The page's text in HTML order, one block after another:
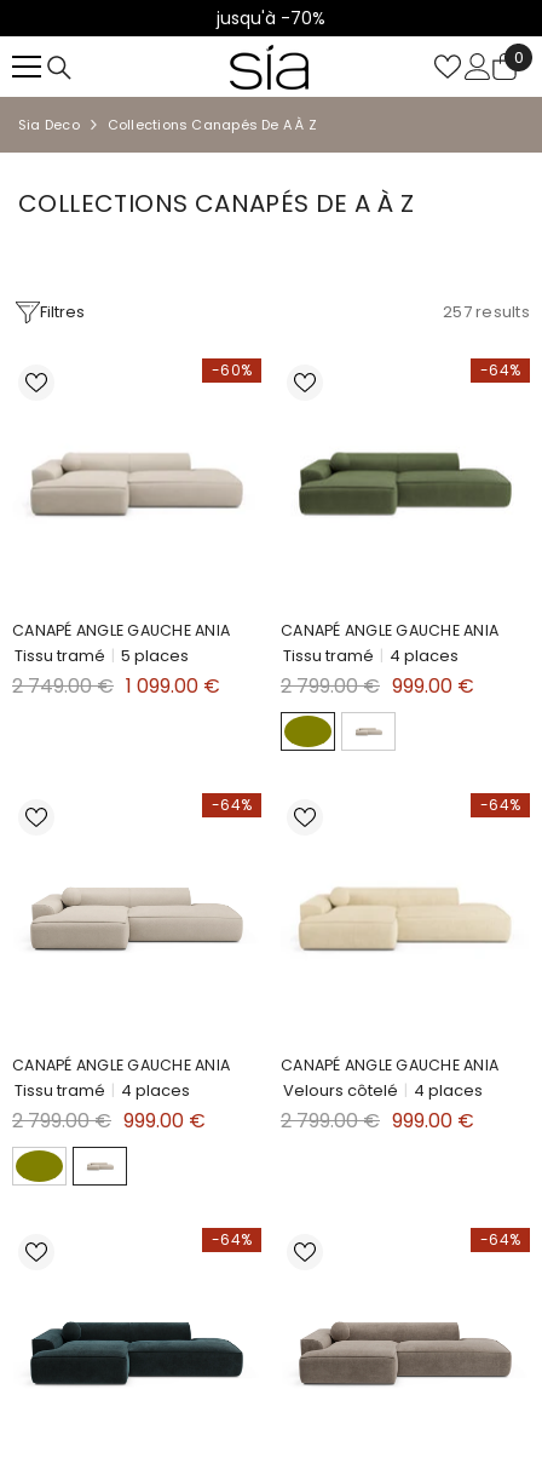
jusqu'à -70%
0
0
Sia Deco Collections Canapés De A À Z
COLLECTIONS CANAPÉS DE A À Z
Filtres 257results
-60%
CANAPÉ ANGLE GAUCHE ANIA
Tissu tramé | 5 places
2 749.00 € 1 099.00 €
-64%
CANAPÉ ANGLE GAUCHE ANIA
Tissu tramé | 4 places
2 799.00 € 999.00 €
-64%
CANAPÉ ANGLE GAUCHE ANIA
Tissu tramé | 4 places
2 799.00 € 999.00 €
-64%
CANAPÉ ANGLE GAUCHE ANIA
Velours côtelé | 4 places
2 799.00 € 999.00 €
-64% -64%